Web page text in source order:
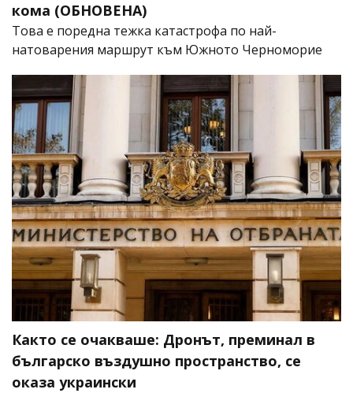
кома (ОБНОВЕНА)
Това е поредна тежка катастрофа по най-
натоварения маршрут към Южното Черноморие
Както се очакваше: Дронът, преминал в
българско въздушно пространство, се
оказа украински